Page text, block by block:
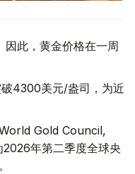
此，黄金价格在一周
4300美元/盎司，为近
Gold Council,
年第二季度全球央